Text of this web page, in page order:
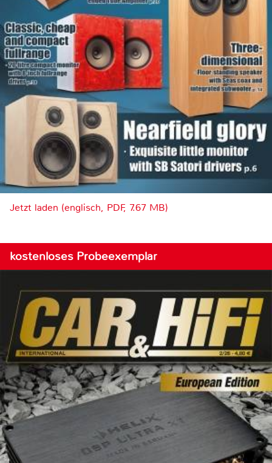
Jetzt laden (englisch, PDF, 7.67 MB)
kostenloses Probeexemplar